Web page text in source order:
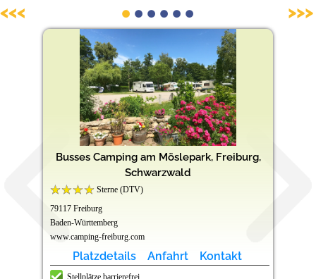
Busses Camping am Möslepark, Freiburg,
Schwarzwald
Sterne (DTV)
79117 Freiburg
Baden-Württemberg
www.camping-freiburg.com
Platzdetails Anfahrt Kontakt
Stellplätze barrierefrei
<<< >>>